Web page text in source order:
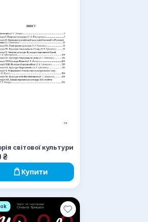
світової культури
₴
Купити